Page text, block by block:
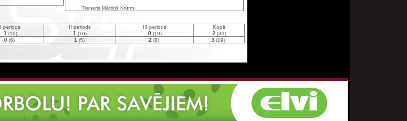
Treneris Mārtiņš Krūms
I periods II periods III periods
Kopā
1 (10) 1 (10) 0(10) 2(30)
0 (6) 1 (5) 2 (8) 3 (19)